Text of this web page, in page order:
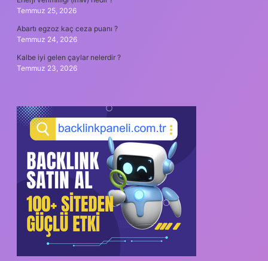
Temmuz 25, 2026
Abartı egzoz kaç ceza puanı ?
Temmuz 24, 2026
Kalbe iyi gelen çaylar nelerdir ?
Temmuz 23, 2026